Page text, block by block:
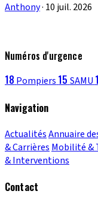
Anthony· 10 juil. 2026
Numéros d'urgence
18 Pompiers 15 SAMU
Navigation
ActualitésAnnuaire
& Carrières Mobilité &
& Interventions
Contact